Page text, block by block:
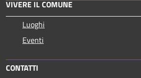
VIVERE IL COMUNE
Luoghi
Eventi
CONTATTI